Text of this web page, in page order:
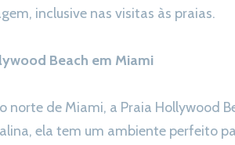
inclusive nas visitas às praias.
Beach em Miami
norte de Miami, a Praia Hollywood
ela tem um ambiente perfeito